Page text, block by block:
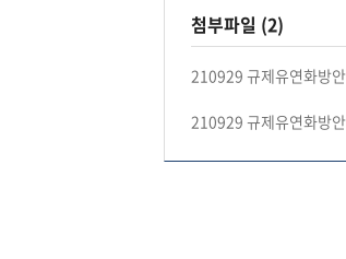
첨부파일 (2)
210929 규제유연화방
210929 규제유연화방